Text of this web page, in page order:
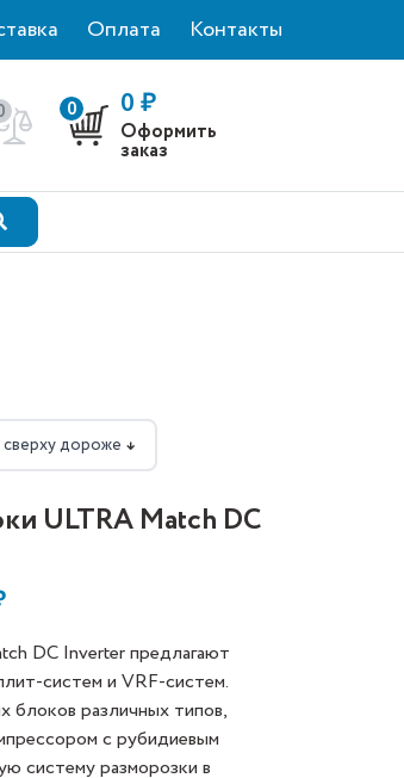
Оплата Контакты
0 0 ₽
Оформить
заказ
дороже ↓
ULTRA Match DC
DC Inverter предлагают
систем и VRF-систем.
различных типов,
с рубидиевым
систему разморозки в